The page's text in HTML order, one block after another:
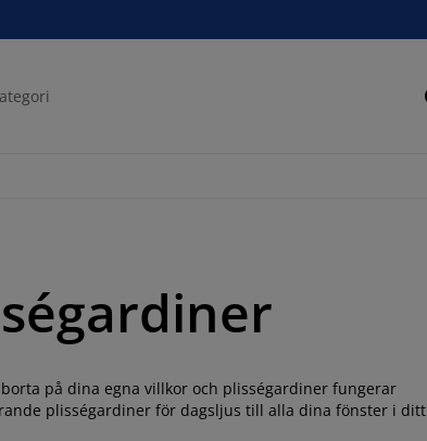
på dina egna villkor och plisségardiner fungerar
plisségardiner för dagsljus till alla dina fönster i ditt